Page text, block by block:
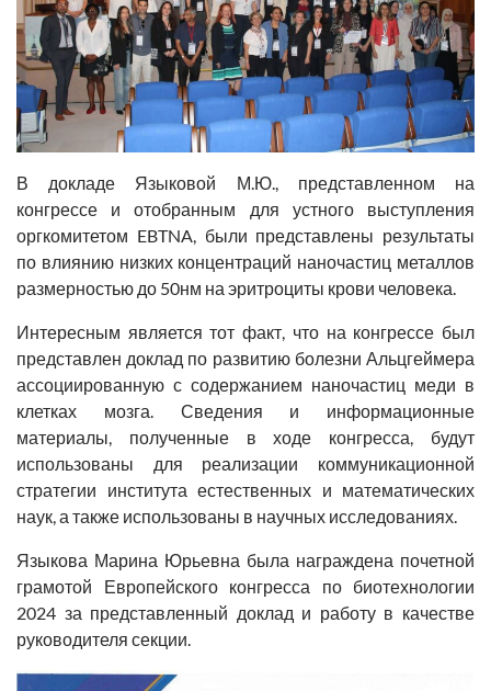
В докладе Языковой М.Ю., представленном на
конгрессе и отобранным для устного выступления
оргкомитетом EBTNA, были представлены результаты
по влиянию низких концентраций наночастиц металлов
размерностью до 50нм на эритроциты крови человека.
Интересным является тот факт, что на конгрессе был
представлен доклад по развитию болезни Альцгеймера
ассоциированную с содержанием наночастиц меди в
клетках мозга. Сведения и информационные
материалы, полученные в ходе конгресса, будут
использованы для реализации коммуникационной
стратегии института естественных и математических
наук, а также использованы в научных исследованиях.
Языкова Марина Юрьевна была награждена почетной
грамотой Европейского конгресса по биотехнологии
2024 за представленный доклад и работу в качестве
руководителя секции.